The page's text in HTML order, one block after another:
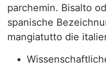
parchemin. Bisalto
spanische
mangiatutto die